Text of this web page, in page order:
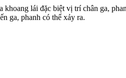
lái đặc biệt vị trí chân ga,
ga, phanh có thể xảy ra.